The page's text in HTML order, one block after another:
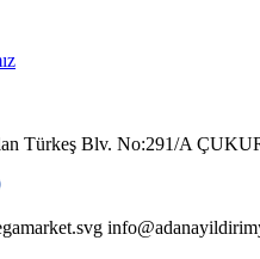
Türkeş Blv. No:291/A